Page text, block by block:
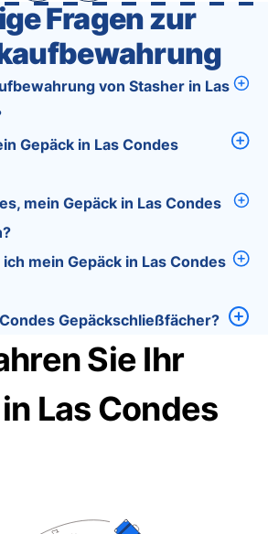
Fragen zur
von Stasher in Las
Gepäck in Las Condes
mein Gepäck in Las Condes
mein Gepäck in Las Condes
Gepäckschließfächer?
Sie Ihr
Las Condes